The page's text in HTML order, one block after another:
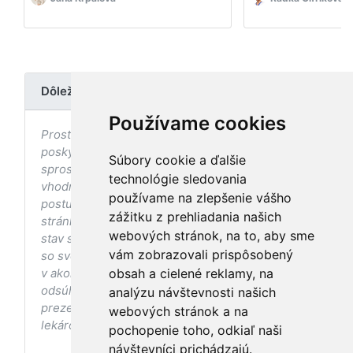
Používame cookies
Súbory cookie a ďalšie
technológie sledovania
používame na zlepšenie vášho
zážitku z prehliadania našich
webových stránok, na to, aby sme
vám zobrazovali prispôsobený
obsah a cielené reklamy, na
analýzu návštevnosti našich
webových stránok a na
pochopenie toho, odkiaľ naši
návštevníci prichádzajú.
Dôležité upozornenie
Prostredníctvom stránky nedochádza k
poskytovaniu zdravotnej starostlivosti, ani k jej
sprostredkovaniu, ani k jej nahrádzaniu. O
vhodných postupoch v oblasti zdravia, vhodnosti
postupov a odporúčaní prezentovaných na
stránke s ohľadom na Váš zdravotný
stav sa pred ich aplikáciou vždy vopred poraďte
so svojím ošetrujúcim lekárom, a to najmä ak ste
v akomkoľvek štádiu tehotenstva. Bez
odsúhlasenia postupov a odporúčaní
prezentovaných na stránke Vaším ošetrujúcim
lekárom tieto postupy a odporúčania neaplikujte.